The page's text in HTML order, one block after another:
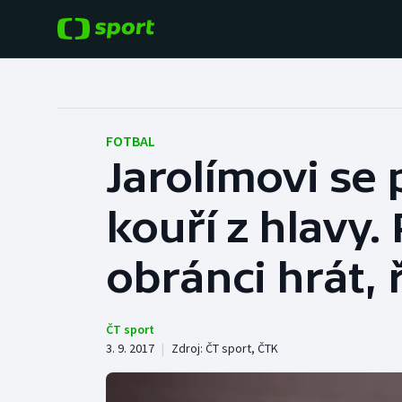
Hokej
Tenis
Atletika
Baseball a softbal
Basketbal
Biatlon
FOTBAL
Jarolímovi se
kouří z hlavy.
obránci hrát,
ČT sport
3. 9. 2017 | Zdroj: ČT sport, ČTK